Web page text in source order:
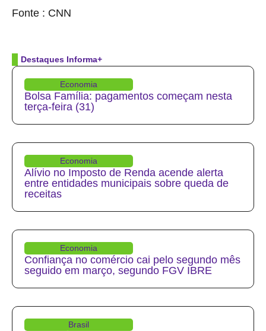
Fonte : CNN
Destaques Informa+
Economia
Bolsa Família: pagamentos começam nesta
terça-feira (31)
Economia
Alívio no Imposto de Renda acende alerta
entre entidades municipais sobre queda de
receitas
Economia
Confiança no comércio cai pelo segundo mês
seguido em março, segundo FGV IBRE
Brasil